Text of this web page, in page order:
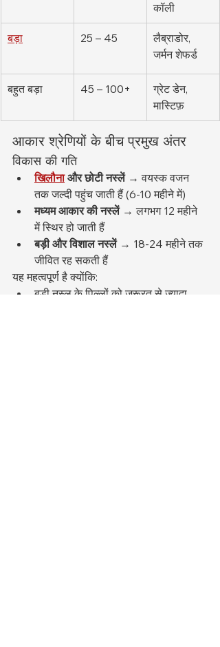
कॉली
बड़ा 25 – 45
लैब्राडोर,
जर्मन शेफर्ड
बहुत बड़ा 45 – 100+
ग्रेट डेन,
मास्टिफ़
आकार श्रेणियों के बीच प्रमुख अंतर
विकास की गति
खिलौना और छोटी नस्लें → वयस्क वजन
तक जल्दी पहुंच जाती हैं (6-10 महीने में)
मध्यम आकार की नस्लें → लगभग 12 महीने
में स्थिर हो जाती हैं
बड़ी और विशाल नस्लें → 18-24 महीने तक
जीवित रह सकती हैं
यह महत्वपूर्ण है क्योंकि:
बड़ी नस्ल के पिल्लों को ज़रूरत से ज़्यादा